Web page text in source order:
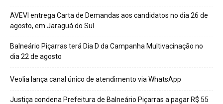
AVEVI entrega Carta de Demandas aos candidatos no dia 26 de
agosto, em Jaraguá do Sul
Balneário Piçarras terá Dia D da Campanha Multivacinação no
dia 22 de agosto
Veolia lança canal único de atendimento via WhatsApp
Justiça condena Prefeitura de Balneário Piçarras a pagar R$ 55